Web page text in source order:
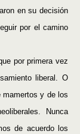
en su decisión
por el camino
por primera vez
liberal. O
mamertos y de los
Nunca
de acuerdo los